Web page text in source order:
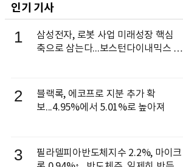
인기 기사
1
삼성전자, 로봇 사업 미래성장 핵심
축으로 삼는다...보스턴다이내믹스 출
2
블랙록, 에코프로 지분 추가 확
보...4.95%에서 5.01%로 높아져
3
필라델피아반도체지수 2.2%, 마이크